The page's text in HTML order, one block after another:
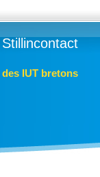
IUT bretons